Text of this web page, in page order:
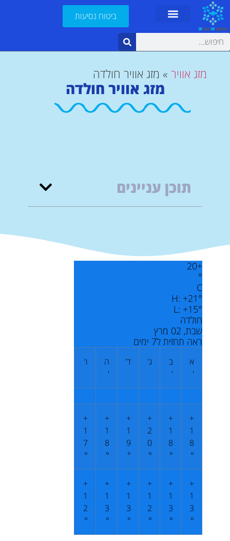
ביטוח נסיעות
מזג אוויר» מזג אוויר חולדה
מזג אוויר חולדה
תוכן עניינים
+
20
°
C
H: +21°
L: +15°
חולדה
שבת, 02 מרץ
ראה תחזית ל7 ימים
א
'
ב
'
ג' ד'
ה
'
ו'
+
1
8
°
+
1
8
°
+
2
0
°
+
1
9
°
+
1
8
°
+
1
7
°
+
1
3
°
+
1
3
°
+
1
2
°
+
1
3
°
+
1
3
°
+
1
2
°